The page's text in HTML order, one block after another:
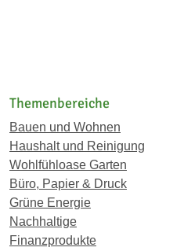
Themenbereiche
Bauen und Wohnen
Haushalt und Reinigung
Wohlfühloase Garten
Büro, Papier & Druck
Grüne Energie
Nachhaltige
Finanzprodukte